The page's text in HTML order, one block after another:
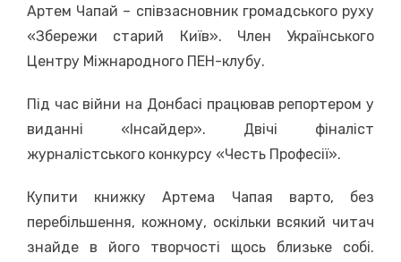
Артем Чапай – співзасновник громадського руху
«Збережи старий Київ». Член Українського
Центру Міжнародного ПЕН-клубу.
Під час війни на Донбасі працював репортером у
виданні «Інсайдер». Двічі фіналіст
журналістського конкурсу «Честь Професії».
Купити книжку Артема Чапая варто, без
перебільшення, кожному, оскільки всякий читач
знайде в його творчості щось близьке собі.